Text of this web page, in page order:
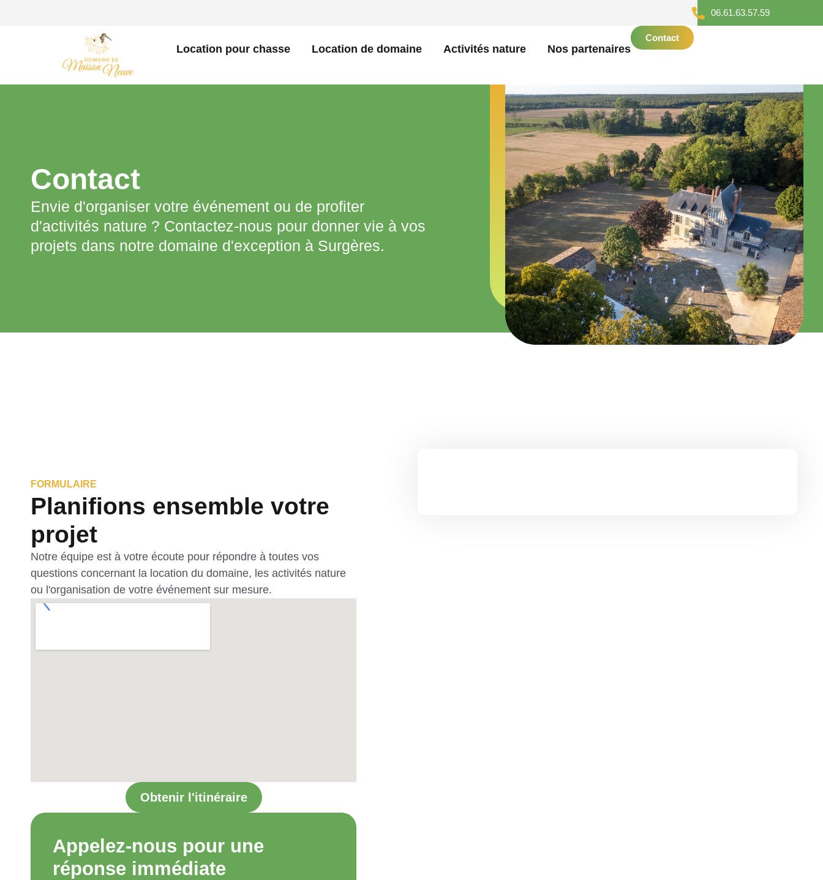
06.61.63.57.59
Location pour chasse Location de domaine Activités nature Nos partenaires
Contact
Contact
Envie d'organiser votre événement ou de profiter
d'activités nature ? Contactez-nous pour donner vie à vos
projets dans notre domaine d'exception à Surgères.
FORMULAIRE
Planifions ensemble votre
projet
Notre équipe est à votre écoute pour répondre à toutes vos
questions concernant la location du domaine, les activités nature
ou l'organisation de votre événement sur mesure.
Obtenir l'itinéraire
Appelez-nous pour une
réponse immédiate